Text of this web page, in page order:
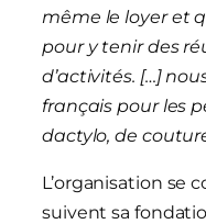
même le loyer et
pour y tenir des
d’activités. […]
français pour les
dactylo, de
L’organisation se
suivent sa